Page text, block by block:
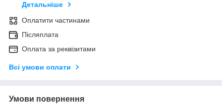
Детальніше
Оплатити частинами
Післяплата
Оплата за реквізитами
Всі умови оплати
Умови повернення